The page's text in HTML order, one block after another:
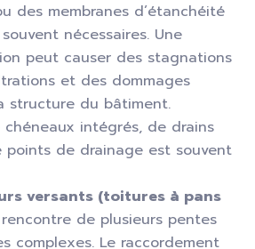
des membranes d’étanchéité
nécessaires. Une
peut causer des stagnations
et des dommages
structure du bâtiment.
chéneaux intégrés, de drains
points de drainage est souvent
versants (toitures à pans
de plusieurs pentes
complexes. Le raccordement